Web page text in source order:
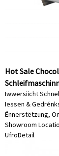
Hot Sale
Iwwersiicht
Iessen &
Ënnerstëtzung,
Showroom
UfroDetail